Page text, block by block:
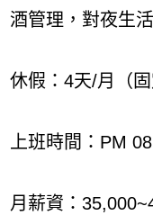
酒管理，對夜生
休假：4天/月（固
上班時間：PM
月薪資：